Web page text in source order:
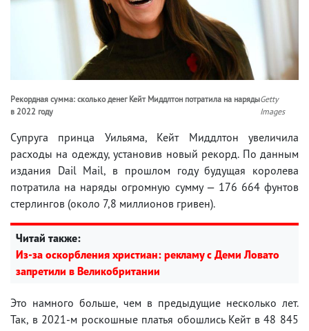
Рекордная сумма: сколько денег Кейт Миддлтон потратила на наряды
в 2022 году
Getty
Images
Супруга принца Уильяма, Кейт Миддлтон увеличила
расходы на одежду, установив новый рекорд. По данным
издания Dail Mail, в прошлом году будущая королева
потратила на наряды огромную сумму — 176 664 фунтов
стерлингов (около 7,8 миллионов гривен).
Читай также:
Из-за оскорбления христиан: рекламу с Деми Ловато
запретили в Великобритании
Это намного больше, чем в предыдущие несколько лет.
Так, в 2021-м роскошные платья обошлись Кейт в 48 845